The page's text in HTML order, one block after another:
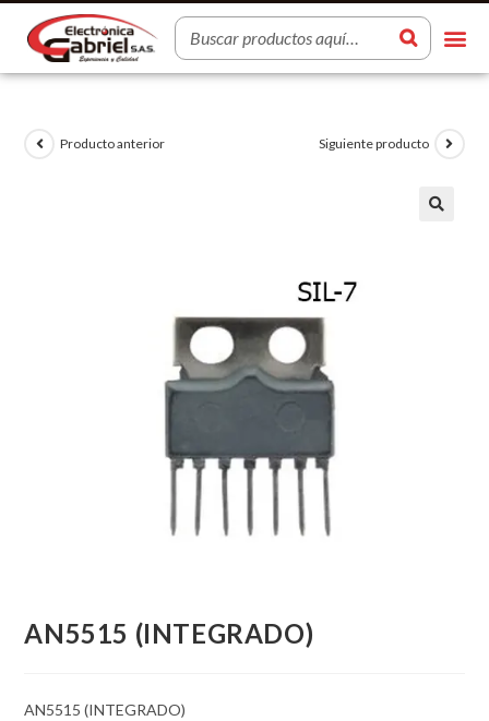
Producto anterior Siguiente producto
AN5515 (INTEGRADO)
AN5515 (INTEGRADO)